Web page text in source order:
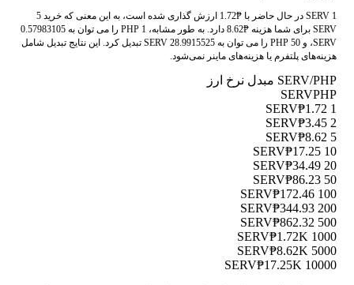
1 SERV در حال حاضر با ₱1.72 ارزش گذاری شده است، به این معنی که خرید 5
SERV برای شما هزینه ₱8.62 دارد. به طور مشابه، 1 PHP را می توان به 0.57983105
SERV، و 50 PHP را می توان به 28.9915525 SERV تبدیل کرد. این نتایج تبدیل شامل
هزینه‌های پلتفرم یا هزینه‌های ماینر نمی‌شود.
SERV/PHP مبدل نرخ ارز
SERVPHP
1 SERV
₱1.72
2 SERV
₱3.45
5 SERV
₱8.62
10 SERV
₱17.25
20 SERV
₱34.49
50 SERV
₱86.23
100 SERV
₱172.46
200 SERV
₱344.93
500 SERV
₱862.32
1000 SERV
₱1.72K
5000 SERV
₱8.62K
10000 SERV
₱17.25K